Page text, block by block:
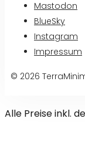
Mastodon
BlueSky
Instagram
Impressum
© 2026
Alle Preise inkl.